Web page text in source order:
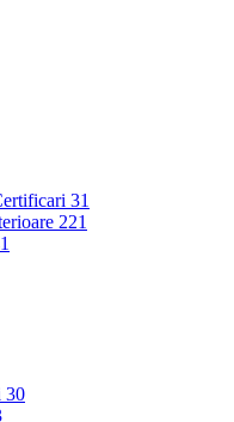
31
221
30